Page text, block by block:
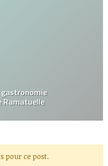
Ramatuelle
pour ce post.